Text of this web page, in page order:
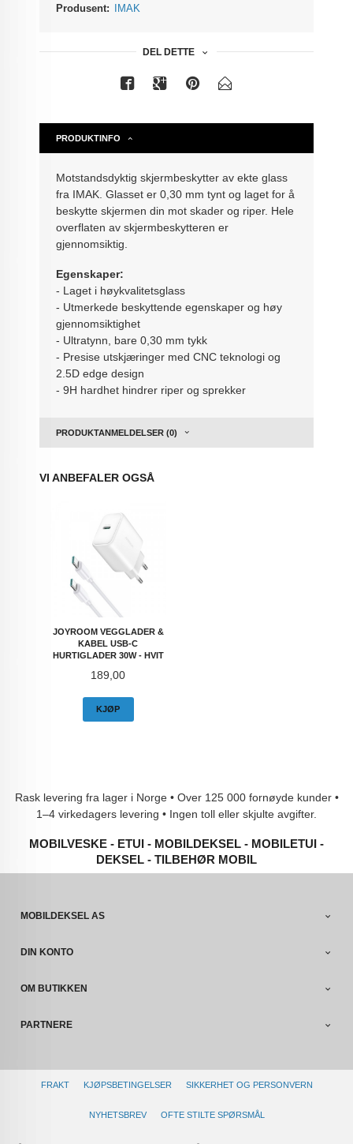
Produsent: IMAK
DEL DETTE
PRODUKTINFO
Motstandsdyktig skjermbeskytter av ekte glass
fra IMAK. Glasset er 0,30 mm tynt og laget for å
beskytte skjermen din mot skader og riper. Hele
overflaten av skjermbeskytteren er
gjennomsiktig.
Egenskaper:
- Laget i høykvalitetsglass
- Utmerkede beskyttende egenskaper og høy
gjennomsiktighet
- Ultratynn, bare 0,30 mm tykk
- Presise utskjæringer med CNC teknologi og
2.5D edge design
- 9H hardhet hindrer riper og sprekker
PRODUKTANMELDELSER (0)
VI ANBEFALER OGSÅ
JOYROOM VEGGLADER &
KABEL USB-C
HURTIGLADER 30W - HVIT
Pris
189,00
KJØP
Rask levering fra lager i Norge • Over 125 000 fornøyde kunder •
1–4 virkedagers levering • Ingen toll eller skjulte avgifter.
MOBILVESKE - ETUI - MOBILDEKSEL - MOBILETUI -
DEKSEL - TILBEHØR MOBIL
MOBILDEKSEL AS
DIN KONTO
OM BUTIKKEN
PARTNERE
FRAKT KJØPSBETINGELSER SIKKERHET OG PERSONVERN
NYHETSBREV OFTE STILTE SPØRSMÅL